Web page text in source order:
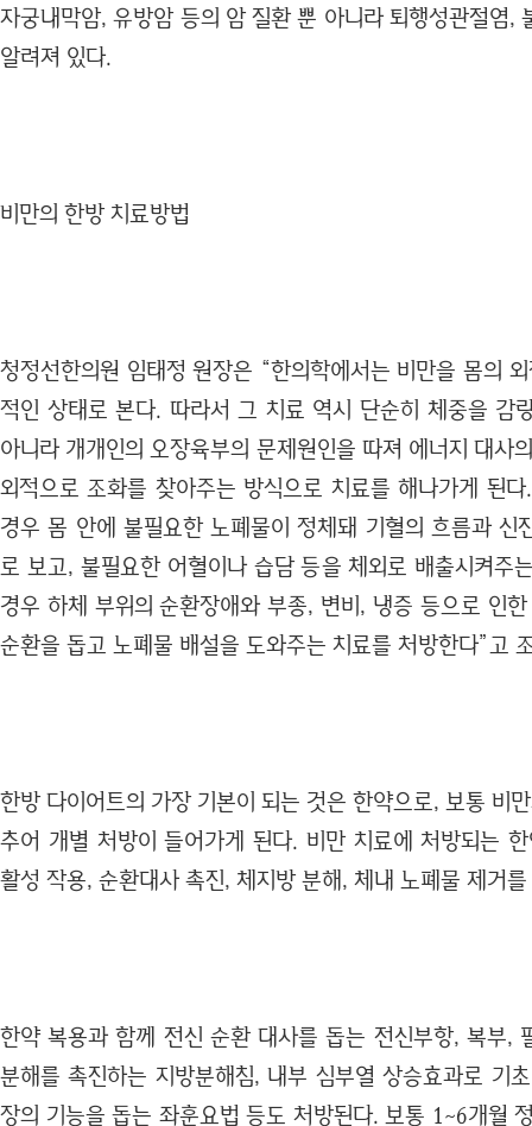
자궁내막암, 유방암 등의 암 질환 뿐 아니라 퇴행성관절염,
알려져 있다.
비만의 한방 치료방법
청정선한의원 임태정 원장은 “한의학에서는 비만을 몸의
적인 상태로 본다. 따라서 그 치료 역시 단순히 체중을 감
아니라 개개인의 오장육부의 문제원인을 따져 에너지 대사
외적으로 조화를 찾아주는 방식으로 치료를 해나가게 된
경우 몸 안에 불필요한 노폐물이 정체돼 기혈의 흐름과 신
로 보고, 불필요한 어혈이나 습담 등을 체외로 배출시켜주
경우 하체 부위의 순환장애와 부종, 변비, 냉증 등으로 인
순환을 돕고 노폐물 배설을 도와주는 치료를 처방한다”고
한방 다이어트의 가장 기본이 되는 것은 한약으로, 보통 비
추어 개별 처방이 들어가게 된다. 비만 치료에 처방되는
활성 작용, 순환대사 촉진, 체지방 분해, 체내 노폐물 제거
한약 복용과 함께 전신 순환 대사를 돕는 전신부항, 복부,
분해를 촉진하는 지방분해침, 내부 심부열 상승효과로 기
장의 기능을 돕는 좌훈요법 등도 처방된다. 보통 1~6개월